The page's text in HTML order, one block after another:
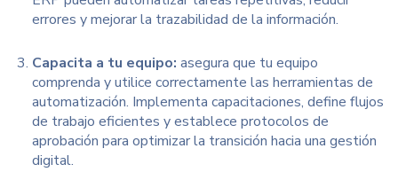
errores y mejorar la trazabilidad de la información.
Capacita a tu equipo: asegura que tu equipo
comprenda y utilice correctamente las herramientas de
automatización. Implementa capacitaciones, define flujos
de trabajo eficientes y establece protocolos de
aprobación para optimizar la transición hacia una gestión
digital.